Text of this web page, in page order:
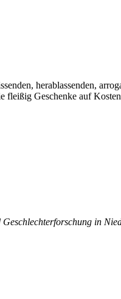
herablassenden,
fleißig Geschenke auf
in